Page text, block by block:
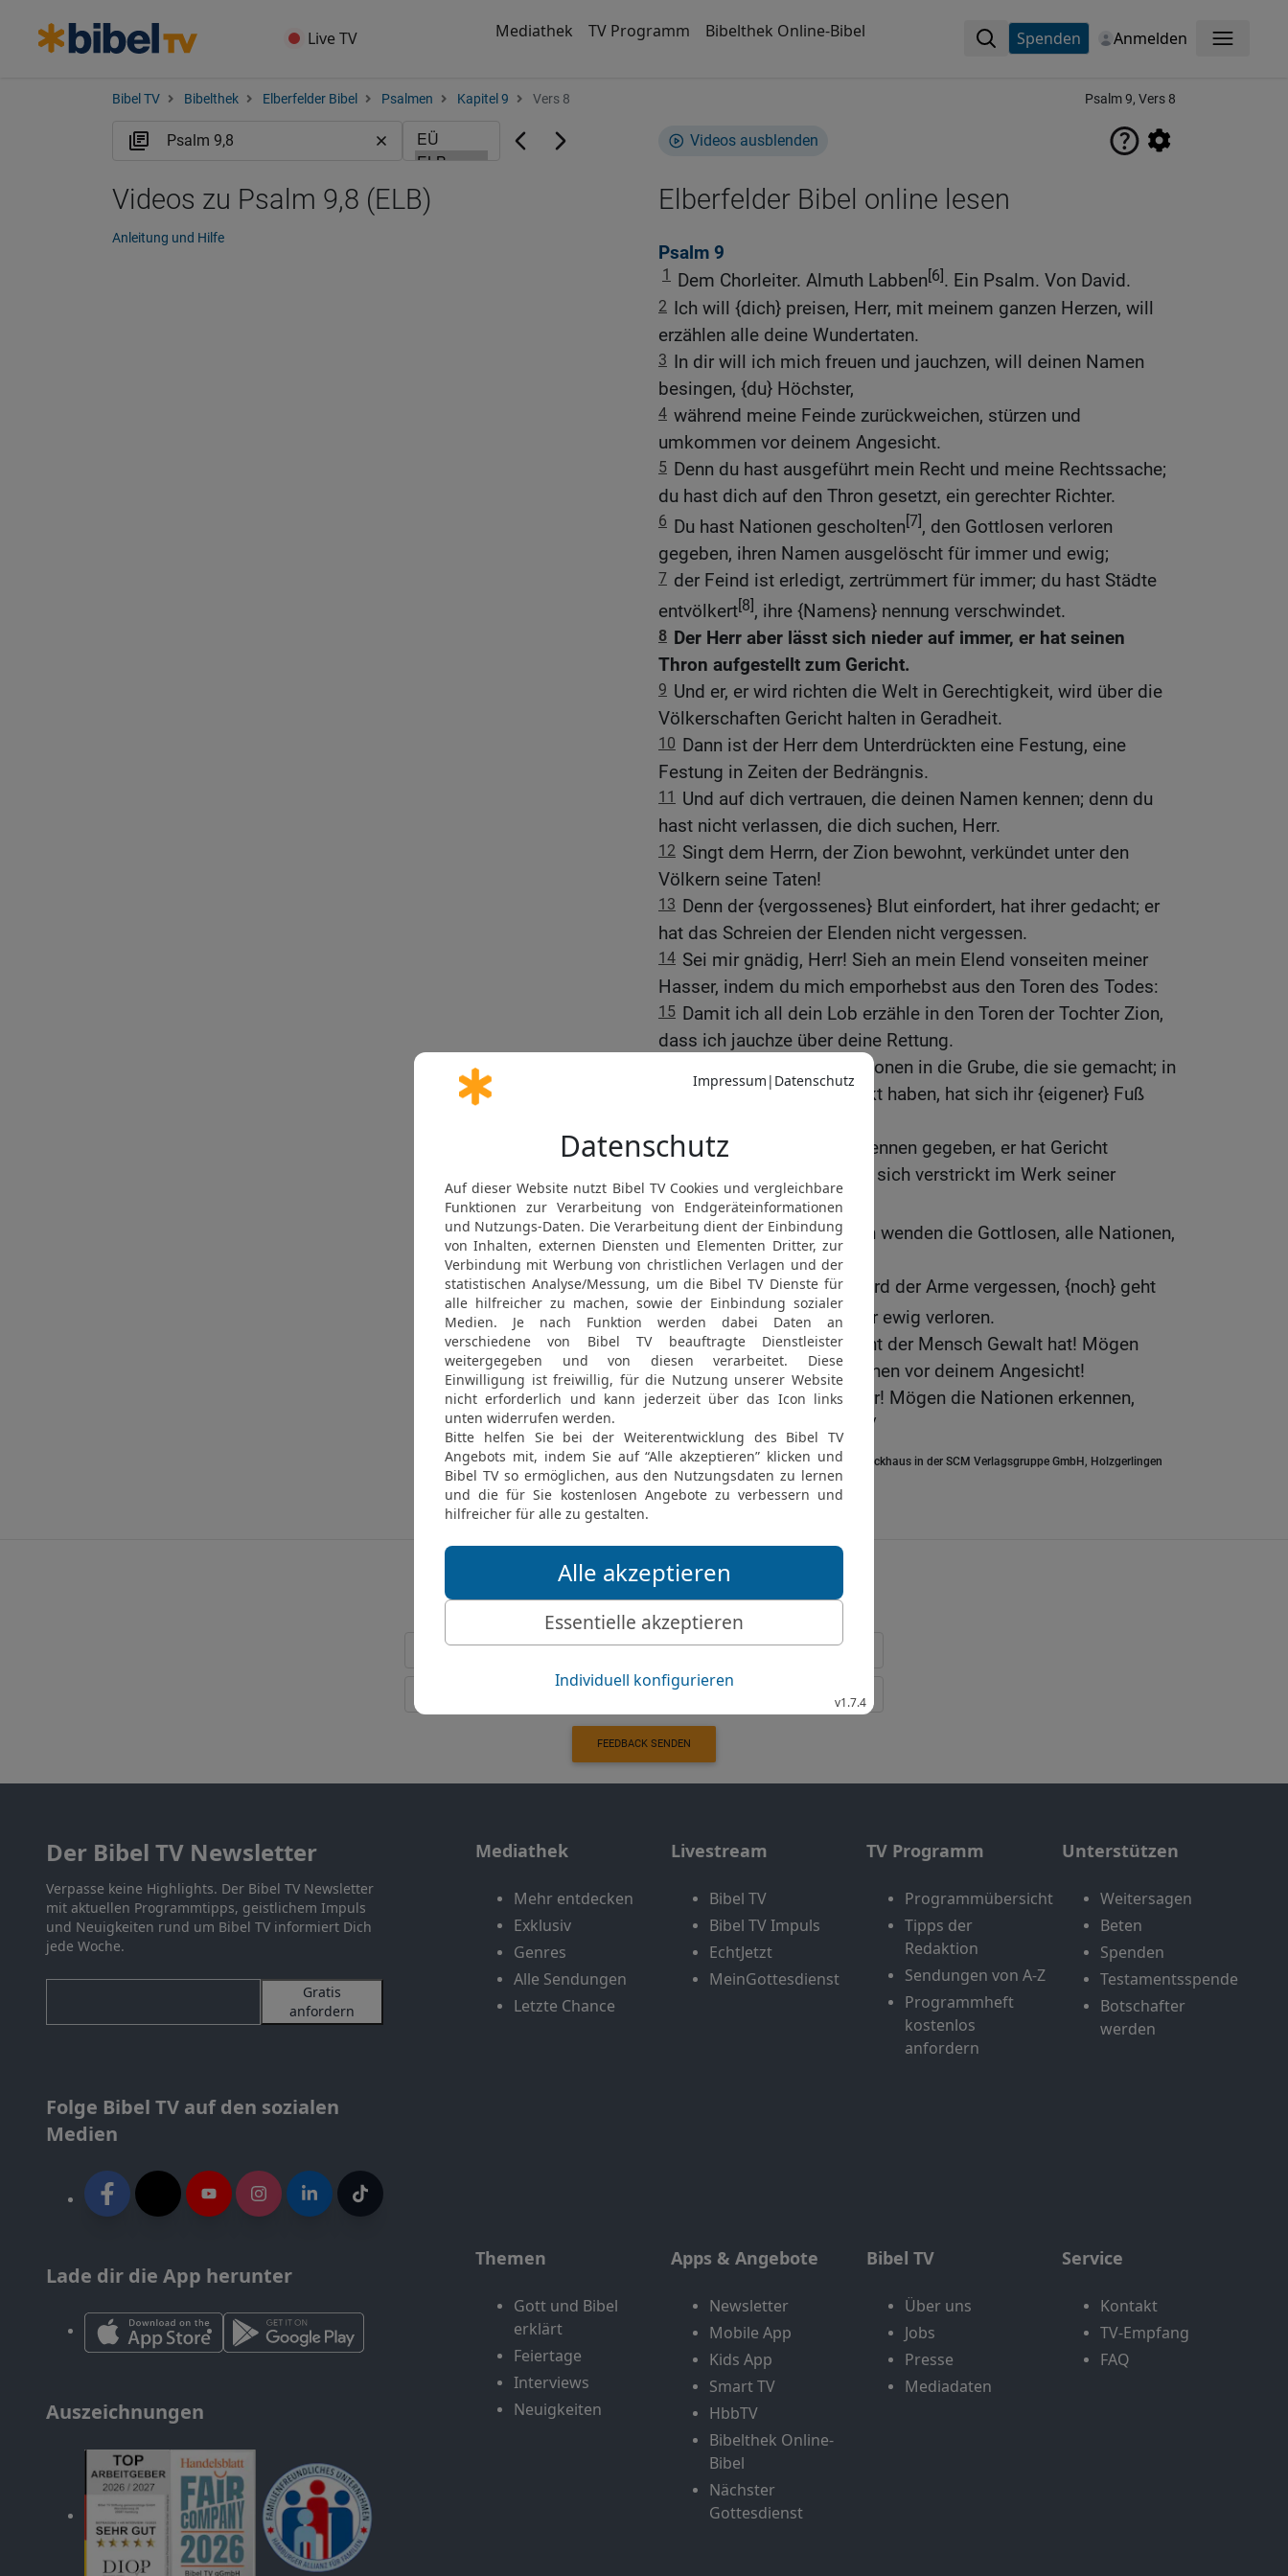
Live TV Mediathek TV Programm Bibelthek Online-Bibel Spenden Anmelden Menü
Bibel TV Bibelthek Elberfelder Bibel Psalmen Kapitel 9 Vers 8 Psalm 9, Vers 8
Videos ausblenden
Elberfelder Bibel online lesen
Psalm 9
1 Dem Chorleiter. Almuth Labben[6]. Ein Psalm. Von David.
2 Ich will {dich} preisen, Herr, mit meinem ganzen Herzen, will
erzählen alle deine Wundertaten.
3 In dir will ich mich freuen und jauchzen, will deinen Namen
besingen, {du} Höchster,
4 während meine Feinde zurückweichen, stürzen und
umkommen vor deinem Angesicht.
5 Denn du hast ausgeführt mein Recht und meine Rechtssache;
du hast dich auf den Thron gesetzt, ein gerechter Richter.
6 Du hast Nationen gescholten[7], den Gottlosen verloren
gegeben, ihren Namen ausgelöscht für immer und ewig;
7 der Feind ist erledigt, zertrümmert für immer; du hast Städte
entvölkert[8], ihre {Namens} nennung verschwindet.
8 Der Herr aber lässt sich nieder auf immer, er hat seinen
Thron aufgestellt zum Gericht.
9 Und er, er wird richten die Welt in Gerechtigkeit, wird über die
Völkerschaften Gericht halten in Geradheit.
10 Dann ist der Herr dem Unterdrückten eine Festung, eine
Festung in Zeiten der Bedrängnis.
11
Und auf dich vertrauen, die deinen Namen kennen; denn du
hast nicht verlassen, die dich suchen, Herr.
12 Singt dem Herrn, der Zion bewohnt, verkündet unter den
Völkern seine Taten!
13 Denn der {vergossenes} Blut einfordert, hat ihrer gedacht; er
hat das Schreien der Elenden nicht vergessen.
14 Sei mir gnädig, Herr! Sieh an mein Elend vonseiten meiner
Hasser, indem du mich emporhebst aus den Toren des Todes:
15 Damit ich all dein Lob erzähle in den Toren der Tochter Zion,
dass ich jauchze über deine Rettung.
Versunken sind die Nationen in die Grube, die sie gemacht; in
dem Netz, das sie versteckt haben, hat sich ihr {eigener} Fuß
17 Der Herr hat sich zu erkennen gegeben, er hat Gericht
ausgeübt: der Gottlose hat sich verstrickt im Werk seiner
Hände. Higgajon [1]. //
18 Mögen zum Scheol sich wenden die Gottlosen, alle Nationen,
die Gott vergessen.
19 Denn nicht für immer wird der Arme vergessen, {noch} geht
der Elenden[2] Hoffnung für ewig verloren.
20 Steh auf, Herr, dass nicht der Mensch Gewalt hat! Mögen
gerichtet werden die Nationen vor deinem Angesicht!
21 Lege Furcht auf sie, Herr! Mögen die Nationen erkennen,
dass sie Menschen sind! //
Elberfelder Bibel 2006, © 2006 SCM R.Brockhaus in der SCM Verlagsgruppe GmbH, Holzgerlingen
Videos zu Psalm 9,8 (ELB)
Anleitung und Hilfe
Möchtest du uns Feedback geben?
Bewertung der Bibelthek
FEEDBACK SENDEN
Der Bibel TV Newsletter
Verpasse keine Highlights. Der Bibel TV Newsletter
mit aktuellen Programmtipps, geistlichem Impuls
und Neuigkeiten rund um Bibel TV informiert Dich
jede Woche.
Gratis
anfordern
Folge Bibel TV auf den sozialen
Medien
Lade dir die App herunter
Auszeichnungen
Mediathek
Mehr entdecken
Exklusiv
Genres
Alle Sendungen
Letzte Chance
Livestream
Bibel TV
Bibel TV Impuls
EchtJetzt
MeinGottesdienst
TV Programm
Programmübersicht
Tipps der
Redaktion
Sendungen von A-Z
Programmheft
kostenlos
anfordern
Unterstützen
Weitersagen
Beten
Spenden
Testamentsspende
Botschafter
werden
Themen
Gott und Bibel
erklärt
Feiertage
Interviews
Neuigkeiten
Apps & Angebote
Newsletter
Mobile App
Kids App
Smart TV
HbbTV
Bibelthek Online-
Bibel
Nächster
Gottesdienst
Bibel TV
Über uns
Jobs
Presse
Mediadaten
Service
Kontakt
TV-Empfang
FAQ